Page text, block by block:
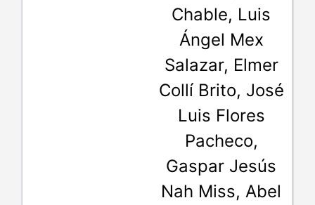
Chable, Luis
Ángel Mex
Salazar, Elmer
Collí Brito, José
Luis Flores
Pacheco,
Gaspar Jesús
Nah Miss, Abel